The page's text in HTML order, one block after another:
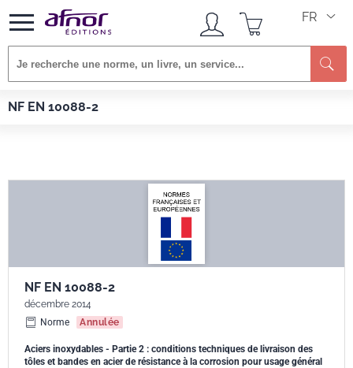
FR
NF EN 10088-2
Afnor EDITIONS Normes
NF EN 10088-2
décembre 2014
Norme
Annulée
Aciers inoxydables - Partie 2 : conditions techniques de livraison des
tôles et bandes en acier de résistance à la corrosion pour usage général